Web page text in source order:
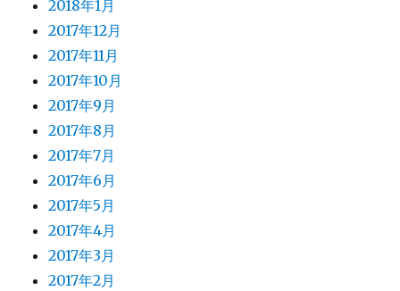
2018年1月
2017年12月
2017年11月
2017年10月
2017年9月
2017年8月
2017年7月
2017年6月
2017年5月
2017年4月
2017年3月
2017年2月